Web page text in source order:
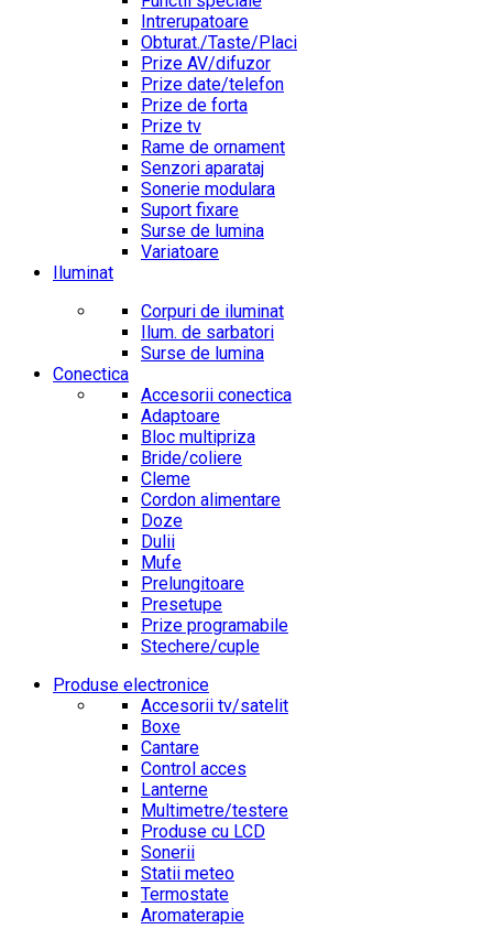
Intrerupatoare
Obturat./Taste/Placi
Prize AV/difuzor
Prize date/telefon
Prize de forta
Prize tv
Rame de ornament
Senzori aparataj
Sonerie modulara
Suport fixare
Surse de lumina
Variatoare
Iluminat
Corpuri de iluminat
Ilum. de sarbatori
Surse de lumina
Conectica
Accesorii conectica
Adaptoare
Bloc multipriza
Bride/coliere
Cleme
Cordon alimentare
Doze
Dulii
Mufe
Prelungitoare
Presetupe
Prize programabile
Stechere/cuple
Produse electronice
Accesorii tv/satelit
Boxe
Cantare
Control acces
Lanterne
Multimetre/testere
Produse cu LCD
Sonerii
Statii meteo
Termostate
Aromaterapie